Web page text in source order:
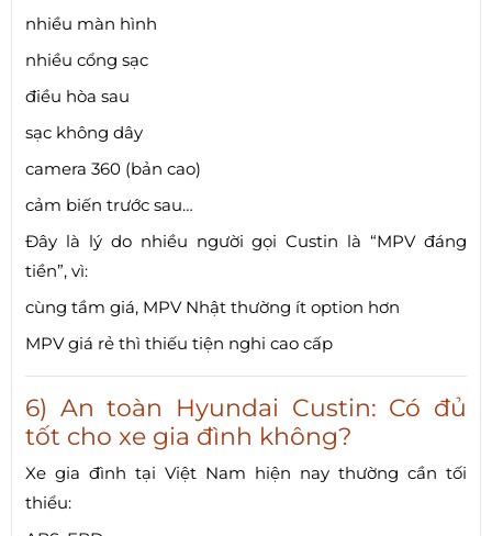
nhiều màn hình
nhiều cổng sạc
điều hòa sau
sạc không dây
camera 360 (bản cao)
cảm biến trước sau…
Đây là lý do nhiều người gọi Custin là “MPV đáng
tiền”, vì:
cùng tầm giá, MPV Nhật thường ít option hơn
MPV giá rẻ thì thiếu tiện nghi cao cấp
6) An toàn Hyundai Custin: Có đủ
tốt cho xe gia đình không?
Xe gia đình tại Việt Nam hiện nay thường cần tối
thiểu: